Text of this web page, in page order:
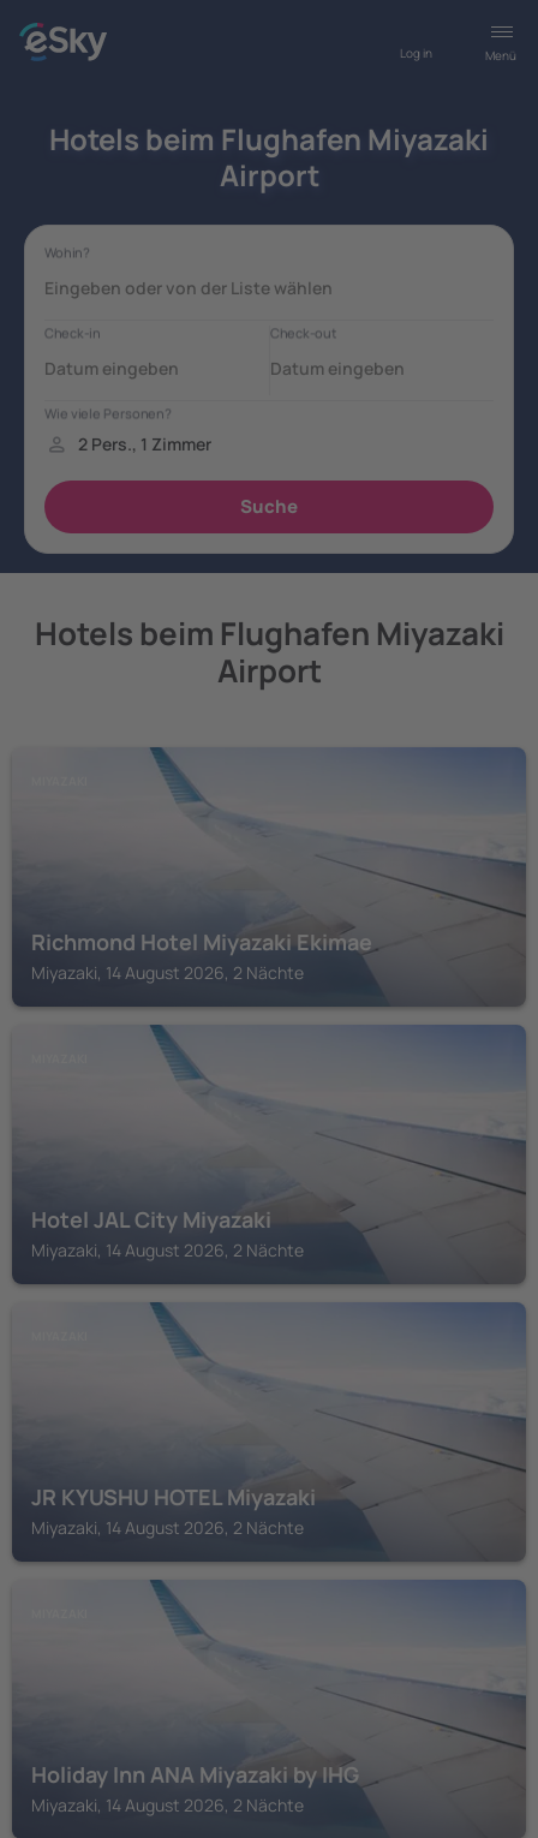
Menü
Log in
Hotels beim Flughafen Miyazaki
Airport
Hotels beim Flughafen Miyazaki
Airport
Richmond Hotel Miyazaki Ekimae
Miyazaki, 14 August 2026, 2 Nächte
Hotel JAL City Miyazaki
Miyazaki, 14 August 2026, 2 Nächte
JR KYUSHU HOTEL Miyazaki
Miyazaki, 14 August 2026, 2 Nächte
Holiday Inn ANA Miyazaki by IHG
Miyazaki, 14 August 2026, 2 Nächte